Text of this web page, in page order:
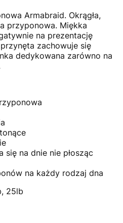
Armabraid. Okrągła,
przyponowa. Miękka
na prezentację
zachowuje się
dedykowana zarówno na
się na dnie nie płosząc
na każdy rodzaj dna
25lb